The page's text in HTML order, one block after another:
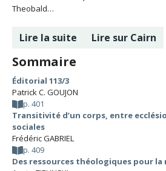
Theobald…
Lire la suite Lire sur Cairn
Sommaire
Éditorial 113/3
Patrick C. GOUJON
p. 401
Transitivité d’un corps, entre
sociales
Frédéric GABRIEL
p. 409
Des ressources théologiques pour